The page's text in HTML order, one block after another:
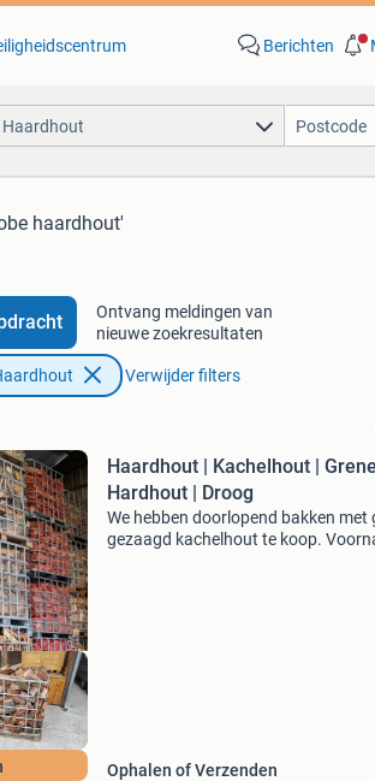
Berichten
Haardhout
haardhout'
Ontvang meldingen van
nieuwe zoekresultaten
Verwijder filters
Haardhout | Kachelhout |
Hardhout | Droog
We hebben doorlopend bakken met
gezaagd kachelhout te koop.
Ophalen of Verzenden